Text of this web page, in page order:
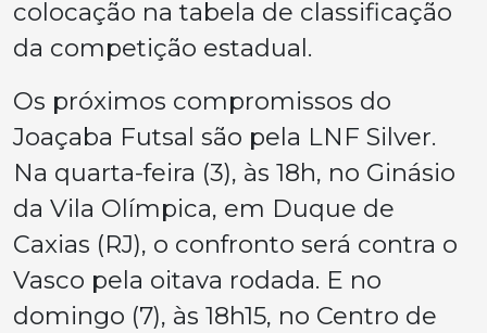
colocação na tabela de classificação
da competição estadual.
Os próximos compromissos do
Joaçaba Futsal são pela LNF Silver.
Na quarta-feira (3), às 18h, no Ginásio
da Vila Olímpica, em Duque de
Caxias (RJ), o confronto será contra o
Vasco pela oitava rodada. E no
domingo (7), às 18h15, no Centro de